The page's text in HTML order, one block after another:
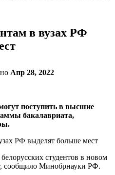
в вузах РФ
Апр 28, 2022
поступить в высшие
бакалавриата,
студентов в новом
сообщило Минобрнауки РФ.